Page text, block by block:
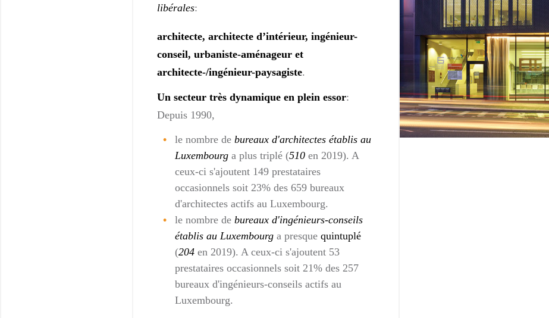
libérales:
architecte, architecte d’intérieur, ingénieur-
conseil, urbaniste-aménageur et
architecte-/ingénieur-paysagiste.
Un secteur très dynamique en plein essor:
Depuis 1990,
le nombre de bureaux d'architectes établis au
Luxembourg a plus triplé (510 en 2019). A
ceux-ci s'ajoutent 149 prestataires
occasionnels soit 23% des 659 bureaux
d'architectes actifs au Luxembourg.
le nombre de bureaux d'ingénieurs-conseils
établis au Luxembourg a presque quintuplé
(204 en 2019). A ceux-ci s'ajoutent 53
prestataires occasionnels soit 21% des 257
bureaux d'ingénieurs-conseils actifs au
Luxembourg.